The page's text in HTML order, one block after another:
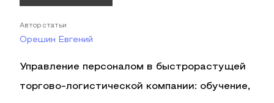
Автор статьи
Орешин Евгений
Управление персоналом в быстрорастущей
торгово-логистической компании: обучение,